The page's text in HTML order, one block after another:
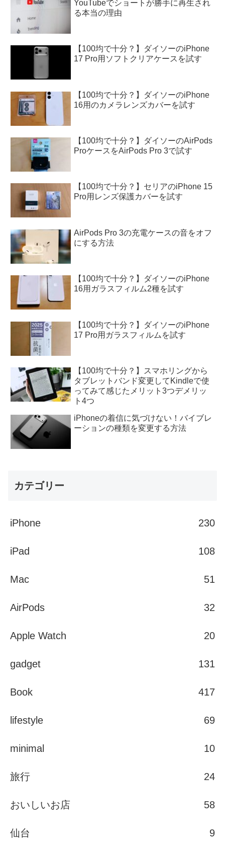
YouTubeでショートが勝手に再生され
る本当の理由
【100均で十分？】ダイソーのiPhone
17 Pro用ソフトクリアケースを試す
【100均で十分？】ダイソーのiPhone
16用のカメラレンズカバーを試す
【100均で十分？】ダイソーのAirPods
ProケースをAirPods Pro 3で試す
【100均で十分？】セリアのiPhone 15
Pro用レンズ保護カバーを試す
AirPods Pro 3の充電ケースの音をオフ
にする方法
【100均で十分？】ダイソーのiPhone
16用ガラスフィルム2種を試す
【100均で十分？】ダイソーのiPhone
17 Pro用ガラスフィルムを試す
【100均で十分？】スマホリングから
タブレットバンド変更してKindleで使
ってみて感じたメリット3つデメリッ
ト4つ
iPhoneの着信に気づけない！バイブレ
ーションの種類を変更する方法
カテゴリー
iPhone 230
iPad 108
Mac 51
AirPods 32
Apple Watch 20
gadget 131
Book 417
lifestyle 69
minimal 10
旅行 24
おいしいお店 58
仙台 9